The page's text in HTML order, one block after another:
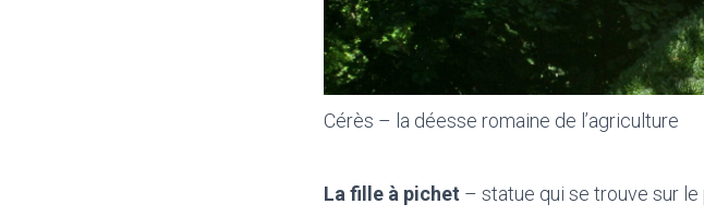
Cérès – la déesse romaine de l’agriculture
La fille à pichet – statue qui se trouve sur